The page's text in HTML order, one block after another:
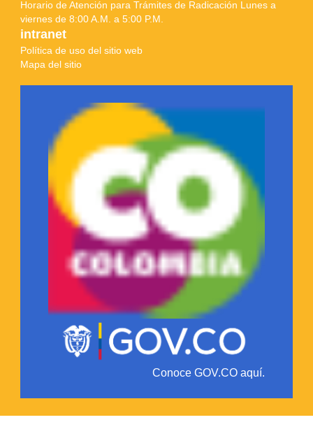
Horario de Atención para Trámites de Radicación Lunes a
viernes de 8:00 A.M. a 5:00 P.M.
intranet
Política de uso del sitio web
Mapa del sitio
Conoce GOV.CO aquí.